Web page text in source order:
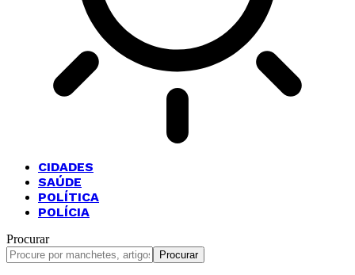
CIDADES
SAÚDE
POLÍTICA
POLÍCIA
Procurar